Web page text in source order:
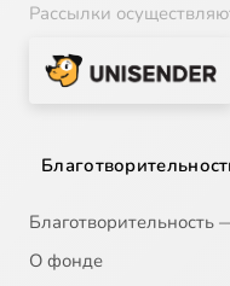
Рассылки
О фонде